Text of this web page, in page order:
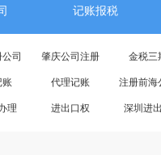
记账报税
司 肇庆公司注册 金税三
账 代理记账 注册前海
理 进出口权 深圳进